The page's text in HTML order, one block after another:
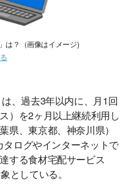
は？（画像はイメージ)
、過去3年以内に、月1回
）を2ヶ月以上継続利用し
県、東京都、神奈川県）
ログやインターネットで
する食材宅配サービス
としている。